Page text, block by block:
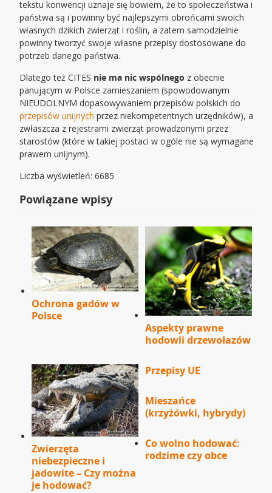
tekstu konwencji uznaje się bowiem, że to społeczeństwa i
państwa są i powinny być najlepszymi obrońcami swoich
własnych dzikich zwierząt i roślin, a zatem samodzielnie
powinny tworzyć swoje własne przepisy dostosowane do
potrzeb danego państwa.
Dlatego też CITES nie ma nic wspólnego z obecnie
panującym w Polsce zamieszaniem (spowodowanym
NIEUDOLNYM dopasowywaniem przepisów polskich do
przepisów unijnych przez niekompetentnych urzędników), a
zwłaszcza z rejestrami zwierząt prowadzonymi przez
starostów (które w takiej postaci w ogóle nie są wymagane
prawem unijnym).
Liczba wyświetleń: 6685
Powiązane wpisy
Ochrona gadów w
Polsce
Aspekty prawne
hodowli drzewołazów
Zwierzęta
niebezpieczne i
jadowite – Czy można
je hodować?
Przepisy UE
Mieszańce
(krzyżówki, hybrydy)
Co wolno hodować:
rodzime czy obce